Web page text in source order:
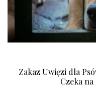
Zakaz Uwięzi dla
Czeka